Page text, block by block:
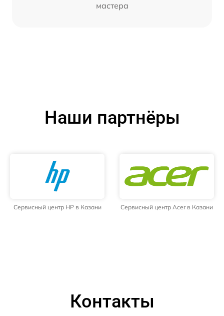
мастера
Наши партнёры
Сервисный центр HP в Казани Сервисный центр Acer в Казани
Контакты